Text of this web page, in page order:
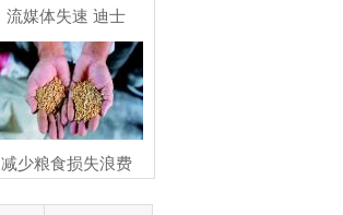
流媒体失速 迪士
减少粮食损失浪费